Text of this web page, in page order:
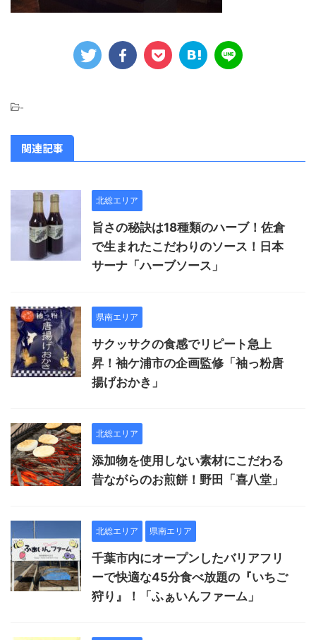
-
関連記事
北総エリア
旨さの秘訣は18種類のハーブ！佐倉
で生まれたこだわりのソース！日本
サーナ「ハーブソース」
県南エリア
サクッサクの食感でリピート急上
昇！袖ケ浦市の企画監修「袖っ粉唐
揚げおかき」
北総エリア
添加物を使用しない素材にこだわる
昔ながらのお煎餅！野田「喜八堂」
北総エリア 県南エリア
千葉市内にオープンしたバリアフリ
ーで快適な45分食べ放題の『いちご
狩り』！「ふぁいんファーム」